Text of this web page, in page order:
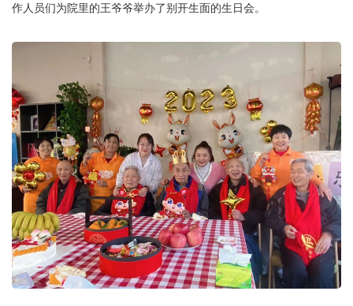
作人员们为院里的王爷爷举办了别开生面的生日会。